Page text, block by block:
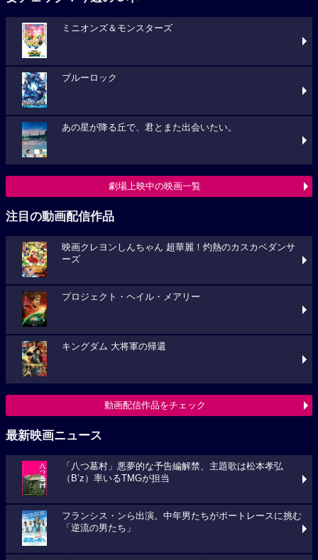
ミニオンズ＆モンスターズ
ブルーロック
あの星が降る丘で、君とまた出会いたい。
劇場上映中の映画一覧
注目の動画配信作品
映画クレヨンしんちゃん 超華麗！灼熱のカスカベダンサ
ーズ
プロジェクト・ヘイル・メアリー
キングダム 大将軍の帰還
動画配信作品をチェック
最新映画ニュース
「八つ墓村」悪夢的な予告編解禁、主題歌は松本孝弘
（B’z）率いるTMGが担当
フランシス・ンら出演。中年男たちがボートレースに挑む
「逆流の男たち」